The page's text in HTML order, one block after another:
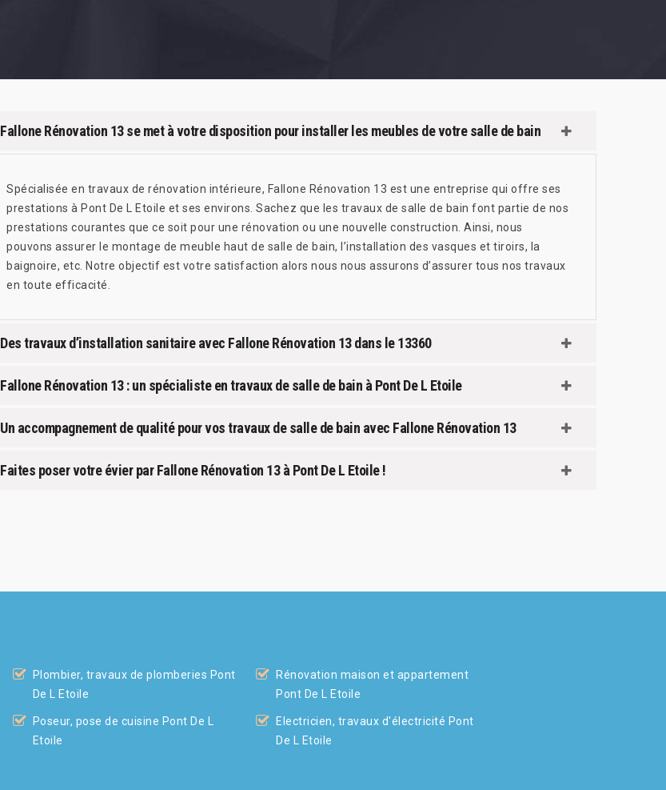
Fallone Rénovation 13 se met à votre disposition pour installer les meubles de votre salle de bain
Spécialisée en travaux de rénovation intérieure, Fallone Rénovation 13 est une entreprise qui offre ses
prestations à Pont De L Etoile et ses environs. Sachez que les travaux de salle de bain font partie de nos
prestations courantes que ce soit pour une rénovation ou une nouvelle construction. Ainsi, nous
pouvons assurer le montage de meuble haut de salle de bain, l’installation des vasques et tiroirs, la
baignoire, etc. Notre objectif est votre satisfaction alors nous nous assurons d’assurer tous nos travaux
en toute efficacité.
Des travaux d’installation sanitaire avec Fallone Rénovation 13 dans le 13360
Fallone Rénovation 13 : un spécialiste en travaux de salle de bain à Pont De L Etoile
Un accompagnement de qualité pour vos travaux de salle de bain avec Fallone Rénovation 13
Faites poser votre évier par Fallone Rénovation 13 à Pont De L Etoile !
Plombier, travaux de plomberies Pont
De L Etoile
Poseur, pose de cuisine Pont De L
Etoile
Rénovation maison et appartement
Pont De L Etoile
Electricien, travaux d'électricité Pont
De L Etoile